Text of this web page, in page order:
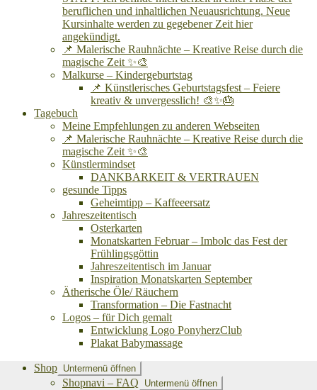
beruflichen und inhaltlichen Neuausrichtung. Neue
Kursinhalte werden zu gegebener Zeit hier
angekündigt.
📌 Malerische Rauhnächte – Kreative Reise durch die
magische Zeit ✨🎨
Malkurse – Kindergeburtstag
📌 Künstlerisches Geburtstagsfest – Feiere
kreativ & unvergesslich! 🎨✨🎂
Tagebuch
Meine Empfehlungen zu anderen Webseiten
📌 Malerische Rauhnächte – Kreative Reise durch die
magische Zeit ✨🎨
Künstlermindset
DANKBARKEIT & VERTRAUEN
gesunde Tipps
Geheimtipp – Kaffeeersatz
Jahreszeitentisch
Osterkarten
Monatskarten Februar – Imbolc das Fest der
Frühlingsgöttin
Jahreszeitentisch im Januar
Inspiration Monatskarten September
Ätherische Öle/ Räuchern
Transformation – Die Fastnacht
Logos – für Dich gemalt
Entwicklung Logo PonyherzClub
Plakat Babymassage
Shop Untermenü öffnen
Shopnavi – FAQ Untermenü öffnen